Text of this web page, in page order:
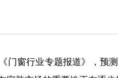
门窗行业专题报道》，预